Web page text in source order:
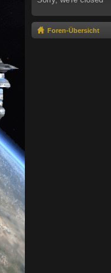
Foren-Übersicht